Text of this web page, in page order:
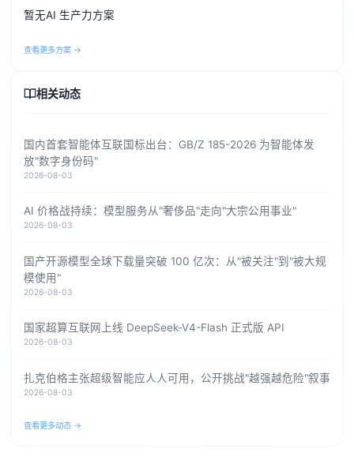
暂无AI 生产力方案
查看更多方案 →
相关动态
国内首套智能体互联国标出台：GB/Z 185-2026 为智能体发
放"数字身份码"
2026-08-03
AI 价格战持续：模型服务从"奢侈品"走向"大宗公用事业"
2026-08-03
国产开源模型全球下载量突破 100 亿次：从"被关注"到"被大规
模使用"
2026-08-03
国家超算互联网上线 DeepSeek-V4-Flash 正式版 API
2026-08-03
扎克伯格主张超级智能应人人可用，公开挑战"越强越危险"叙事
2026-08-03
查看更多动态 →